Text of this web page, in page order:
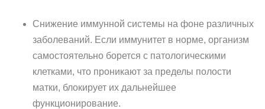
Снижение иммунной системы на фоне различных
заболеваний. Если иммунитет в норме, организм
самостоятельно борется с патологическими
клетками, что проникают за пределы полости
матки, блокирует их дальнейшее
функционирование.